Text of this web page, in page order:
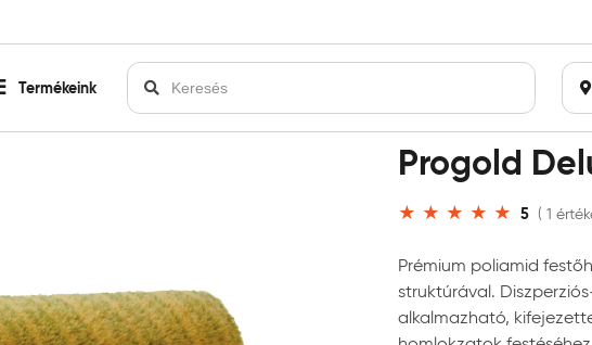
Termékeink
Webshopunk hamarosan bezárásra kerül. Kérjük, új rendelést már ne adjon le.
Progold
5 ( 1
Prémium poliamid
struktúrával.
alkalmazható,